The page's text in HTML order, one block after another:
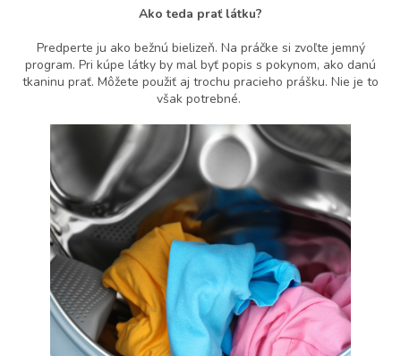
Ako teda prať látku?
Predperte ju ako bežnú bielizeň. Na práčke si zvoľte jemný
program. Pri kúpe látky by mal byť popis s pokynom, ako danú
tkaninu prať. Môžete použiť aj trochu pracieho prášku. Nie je to
však potrebné.